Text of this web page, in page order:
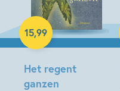
Het regent
ganzen
15,99
Hardcover